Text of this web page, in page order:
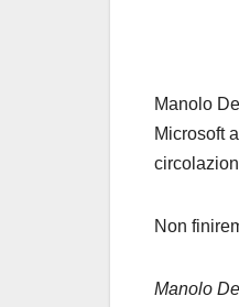
Manolo
Microsoft
Non
Manolo